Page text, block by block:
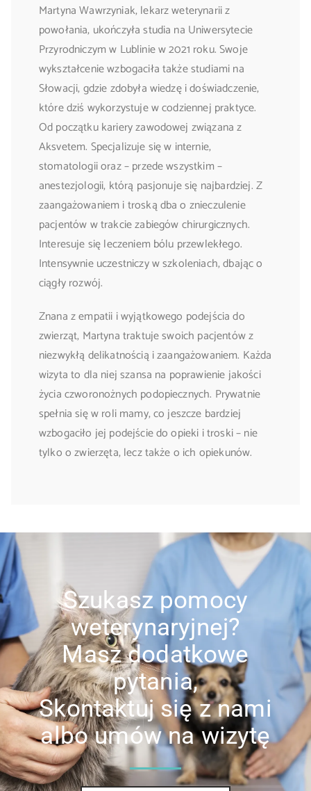
Martyna Wawrzyniak, lekarz weterynarii z
powołania, ukończyła studia na Uniwersytecie
Przyrodniczym w Lublinie w 2021 roku. Swoje
wykształcenie wzbogaciła także studiami na
Słowacji, gdzie zdobyła wiedzę i doświadczenie,
które dziś wykorzystuje w codziennej praktyce.
Od początku kariery zawodowej związana z
Aksvetem. Specjalizuje się w internie,
stomatologii oraz – przede wszystkim –
anestezjologii, którą pasjonuje się najbardziej. Z
zaangażowaniem i troską dba o znieczulenie
pacjentów w trakcie zabiegów chirurgicznych.
Interesuje się leczeniem bólu przewlekłego.
Intensywnie uczestniczy w szkoleniach, dbając o
ciągły rozwój.
Znana z empatii i wyjątkowego podejścia do
zwierząt, Martyna traktuje swoich pacjentów z
niezwykłą delikatnością i zaangażowaniem. Każda
wizyta to dla niej szansa na poprawienie jakości
życia czworonożnych podopiecznych. Prywatnie
spełnia się w roli mamy, co jeszcze bardziej
wzbogaciło jej podejście do opieki i troski – nie
tylko o zwierzęta, lecz także o ich opiekunów.
Szukasz pomocy
weterynaryjnej?
Masz dodatkowe
pytania,
Skontaktuj się z nami
albo umów na wizytę